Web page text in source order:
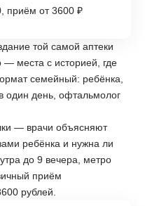
приём от 3600 ₽
той самой аптеки
— места с историей, где
семейный: ребёнка,
один день, офтальмолог
— врачи объясняют
ребёнка и нужна ли
до 9 вечера, метро
приём
рублей.